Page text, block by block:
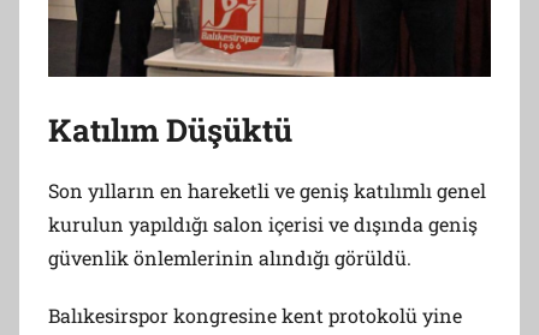
Katılım Düşüktü
Son yılların en hareketli ve geniş katılımlı genel
kurulun yapıldığı salon içerisi ve dışında geniş
güvenlik önlemlerinin alındığı görüldü.
Balıkesirspor kongresine kent protokolü yine